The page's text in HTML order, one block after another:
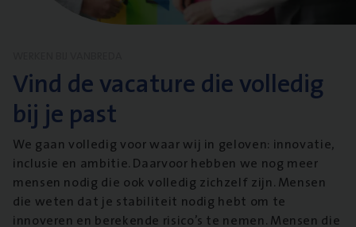
Vind de vacature die volledig
bij je past
We gaan volledig voor waar wij in geloven: innovatie,
inclusie en ambitie. Daarvoor hebben we nog meer
mensen nodig die ook volledig zichzelf zijn. Mensen
die weten dat je stabiliteit nodig hebt om te
innoveren en berekende risico’s te nemen. Mensen die